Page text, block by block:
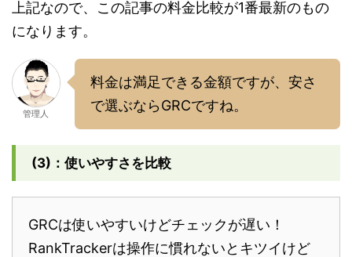
上記なので、この記事の料金比較が1番最新のもの
になります。
管理人
料金は満足できる金額ですが、安さ
で選ぶならGRCですね。
(3)：使いやすさを比較
GRCは使いやすいけどチェックが遅い！
RankTrackerは操作に慣れないとキツイけど